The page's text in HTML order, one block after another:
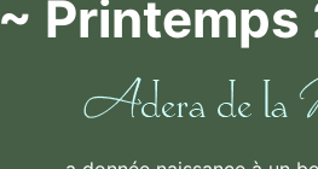
~ Printemps